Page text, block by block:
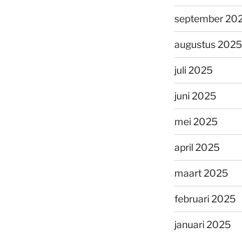
september
augustus 2025
juli 2025
juni 2025
mei 2025
april 2025
maart 2025
februari 2025
januari 2025